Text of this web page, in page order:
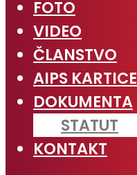
FOTO
VIDEO
ČLANSTVO
AIPS KARTICE
DOKUMENTA
STATUT
KONTAKT